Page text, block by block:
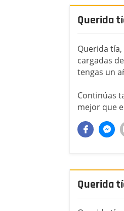
Querida
Querida
cargadas
tengas un
Continúas
mejor que
Querida